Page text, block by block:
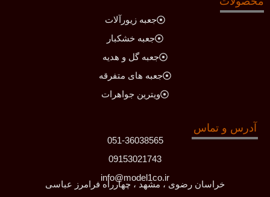
جعبه زیورآلات
جعبه خشکبار
جعبه گل و هدیه
جعبه های متفرقه
ویترین جواهرات
آدرس و تماس
051-36038565
09153021743
info@model1co.ir
خراسان رضوی ، مشهد ، چهارراه فرامرز عباسی